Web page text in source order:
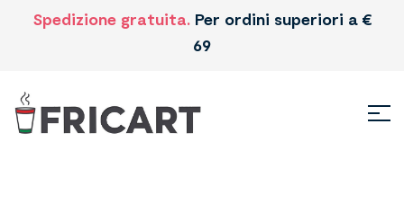
Spedizione gratuita. Per ordini superiori a €
69